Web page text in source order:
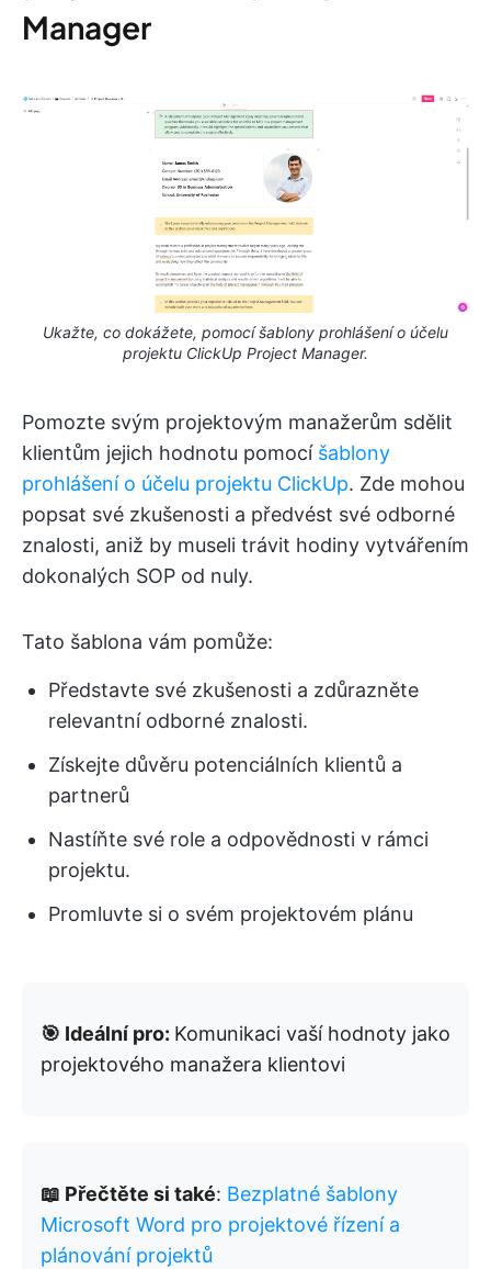
Manager
Ukažte, co dokážete, pomocí šablony prohlášení o účelu
projektu ClickUp Project Manager.
Pomozte svým projektovým manažerům sdělit
klientům jejich hodnotu pomocí šablony
prohlášení o účelu projektu ClickUp. Zde mohou
popsat své zkušenosti a předvést své odborné
znalosti, aniž by museli trávit hodiny vytvářením
dokonalých SOP od nuly.
Tato šablona vám pomůže:
Představte své zkušenosti a zdůrazněte
relevantní odborné znalosti.
Získejte důvěru potenciálních klientů a
partnerů
Nastíňte své role a odpovědnosti v rámci
projektu.
Promluvte si o svém projektovém plánu
🎯 Ideální pro: Komunikaci vaší hodnoty jako
projektového manažera klientovi
📖 Přečtěte si také: Bezplatné šablony
Microsoft Word pro projektové řízení a
plánování projektů